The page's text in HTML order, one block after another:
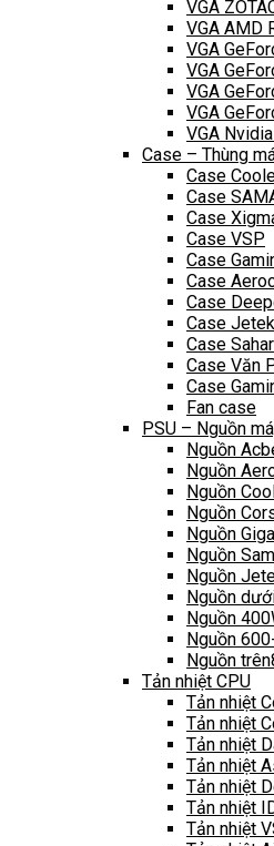
VGA
VGA AMD
VGA
VGA
VGA
VGA
VGA
Case – Thùng
Case
Case
Case
Case VSP
Case
Case
Case
Case Jetek
Case
Case Văn
Case
Fan case
PSU – Nguồn
Nguồn
Nguồn
Nguồn
Nguồn
Nguồn
Nguồn
Nguồn
Nguồn
Nguồn
Nguồn
Nguồn
Tản nhiệt CPU
Tản nhiệt
Tản nhiệt
Tản nhiệt
Tản nhiệt
Tản nhiệt
Tản nhiệt
Tản nhiệt